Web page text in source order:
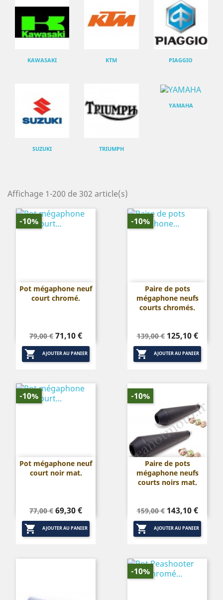
KAWASAKI KTM PIAGGIO
SUZUKI TRIUMPH
YAMAHA
Affichage 1-200 de 302 article(s)
Pot mégaphone neuf
court chromé.
Prix
de
base
79,00 € Prix
71,10 €
 AJOUTER AU PANIER
-10%
Paire de pots
mégaphone neufs
courts chromés.
Prix
de
base
139,00 € Prix
125,10 €
 AJOUTER AU PANIER
-10%
Pot mégaphone neuf
court noir mat.
Prix
de
base
77,00 € Prix
69,30 €
 AJOUTER AU PANIER
-10%
Paire de pots
mégaphone neufs
courts noirs mat.
Prix
de
base
159,00 € Prix
143,10 €
 AJOUTER AU PANIER
-10%
-10%